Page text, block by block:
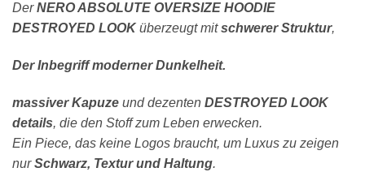
DerNERO ABSOLUTE OVERSIZE HOODIE
DESTROYED LOOK überzeugt mitschwerer Struktur,
Der Inbegriff moderner Dunkelheit.
massiver Kapuze und dezenten DESTROYED LOOK
details, die den Stoff zum Leben erwecken.
Ein Piece, das keine Logos braucht, um Luxus zu zeigen
nurSchwarz, Textur und Haltung.